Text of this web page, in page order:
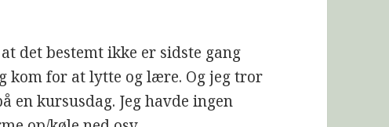
det bestemt ikke er sidste gang
kom for at lytte og lære. Og jeg tror
en kursusdag. Jeg havde ingen